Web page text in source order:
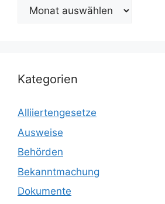
Archiv
Kategorien
Alliiertengesetze
Ausweise
Behörden
Bekanntmachung
Dokumente